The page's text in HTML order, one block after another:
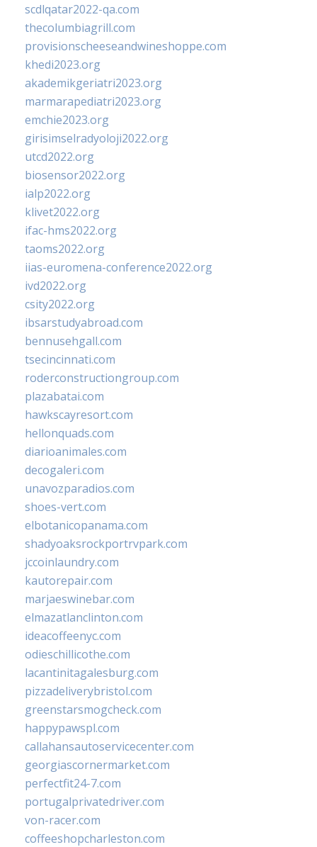
scdlqatar2022-qa.com
thecolumbiagrill.com
provisionscheeseandwineshoppe.com
khedi2023.org
akademikgeriatri2023.org
marmarapediatri2023.org
emchie2023.org
girisimselradyoloji2022.org
utcd2022.org
biosensor2022.org
ialp2022.org
klivet2022.org
ifac-hms2022.org
taoms2022.org
iias-euromena-conference2022.org
ivd2022.org
csity2022.org
ibsarstudyabroad.com
bennusehgall.com
tsecincinnati.com
roderconstructiongroup.com
plazabatai.com
hawkscayresort.com
hellonquads.com
diarioanimales.com
decogaleri.com
unavozparadios.com
shoes-vert.com
elbotanicopanama.com
shadyoaksrockportrvpark.com
jccoinlaundry.com
kautorepair.com
marjaeswinebar.com
elmazatlanclinton.com
ideacoffeenyc.com
odieschillicothe.com
lacantinitagalesburg.com
pizzadeliverybristol.com
greenstarsmogcheck.com
happypawspl.com
callahansautoservicecenter.com
georgiascornermarket.com
perfectfit24-7.com
portugalprivatedriver.com
von-racer.com
coffeeshopcharleston.com